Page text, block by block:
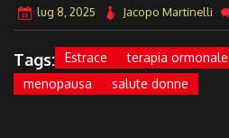
lug 8, 2025 Jacopo Martinelli
Tags: Estrace terapia ormonale
menopausa
salute donne